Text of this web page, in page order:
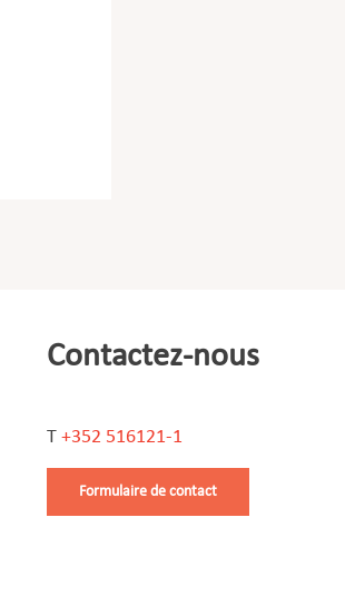
Contactez-nous
T+352 516121-1
Formulaire de contact